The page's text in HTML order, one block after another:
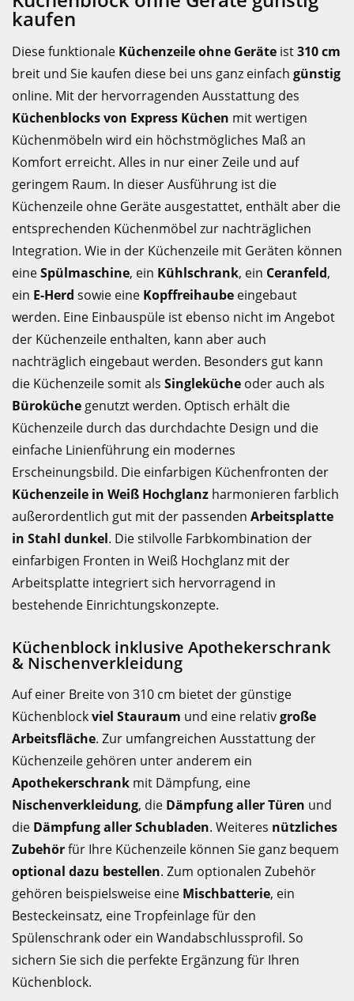
kaufen
Diese funktionale Küchenzeile ohne Geräte ist310 cm
breit und Sie kaufen diese bei uns ganz einfach günstig
online. Mit der hervorragenden Ausstattung des
Küchenblocks von Express Küchen mit wertigen
Küchenmöbeln wird ein höchstmögliches Maß an
Komfort erreicht. Alles in nur einer Zeile und auf
geringem Raum. In dieser Ausführung ist die
Küchenzeile ohne Geräte ausgestattet, enthält aber die
entsprechenden Küchenmöbel zur nachträglichen
Integration. Wie in der Küchenzeile mit Geräten können
eineSpülmaschine, ein Kühlschrank, ein Ceranfeld,
ein E-Herd sowie eine Kopffreihaube eingebaut
werden. Eine Einbauspüle ist ebenso nicht im Angebot
der Küchenzeile enthalten, kann aber auch
nachträglich eingebaut werden. Besonders gut kann
die Küchenzeile somit als Singleküche oder auch als
Büroküche genutzt werden. Optisch erhält die
Küchenzeile durch das durchdachte Design und die
einfache Linienführung ein modernes
Erscheinungsbild. Die einfarbigen Küchenfronten der
Küchenzeile in Weiß Hochglanz harmonieren farblich
außerordentlich gut mit der passenden Arbeitsplatte
in Stahl dunkel. Die stilvolle Farbkombination der
einfarbigen Fronten in Weiß Hochglanz mit der
Arbeitsplatte integriert sich hervorragend in
bestehende Einrichtungskonzepte.
Küchenblock inklusive Apothekerschrank
& Nischenverkleidung
Auf einer Breite von 310 cm bietet der günstige
Küchenblockviel Stauraum und eine relativgroße
Arbeitsfläche. Zur umfangreichen Ausstattung der
Küchenzeile gehören unter anderem ein
Apothekerschrank mit Dämpfung, eine
Nischenverkleidung, die Dämpfung aller Türen und
die Dämpfung aller Schubladen. Weiteres nützliches
Zubehörfür Ihre Küchenzeile können Sie ganz bequem
optional dazu bestellen. Zum optionalen Zubehör
gehören beispielsweise eine Mischbatterie, ein
Besteckeinsatz, eine Tropfeinlage für den
Spülenschrank oder ein Wandabschlussprofil. So
sichern Sie sich die perfekte Ergänzung für Ihren
Küchenblock.